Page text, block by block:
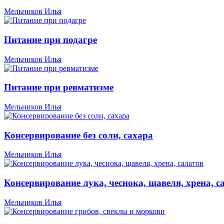
Мельников Илья
Питание при подагре
Мельников Илья
Питание при ревматизме
Мельников Илья
Консервирование без соли, сахара
Мельников Илья
Консервирование лука, чеснока, щавеля, хрена,
Мельников Илья